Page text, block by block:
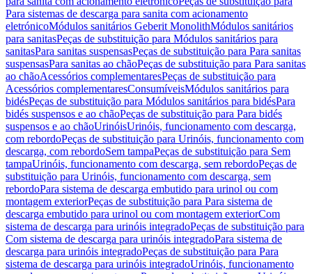
Para sistemas de descarga para sanita com acionamento
eletrónicoMódulos sanitários Geberit MonolithMódulos sanitários
para sanitasPeças de substituição para Módulos sanitários para
sanitasPara sanitas suspensasPeças de substituição para Para sanitas
suspensasPara sanitas ao chãoPeças de substituição para Para sanitas
ao chãoAcessórios complementaresPeças de substituição para
Acessórios complementaresConsumíveisMódulos sanitários para
bidésPeças de substituição para Módulos sanitários para bidésPara
bidés suspensos e ao chãoPeças de substituição para Para bidés
suspensos e ao chãoUrinóisUrinóis, funcionamento com descarga,
com rebordoPeças de substituição para Urinóis, funcionamento com
descarga, com rebordoSem tampaPeças de substituição para Sem
tampaUrinóis, funcionamento com descarga, sem rebordoPeças de
substituição para Urinóis, funcionamento com descarga, sem
rebordoPara sistema de descarga embutido para urinol ou com
montagem exteriorPeças de substituição para Para sistema de
descarga embutido para urinol ou com montagem exteriorCom
sistema de descarga para urinóis integradoPeças de substituição para
Com sistema de descarga para urinóis integradoPara sistema de
descarga para urinóis integradoPeças de substituição para Para
sistema de descarga para urinóis integradoUrinóis, funcionamento